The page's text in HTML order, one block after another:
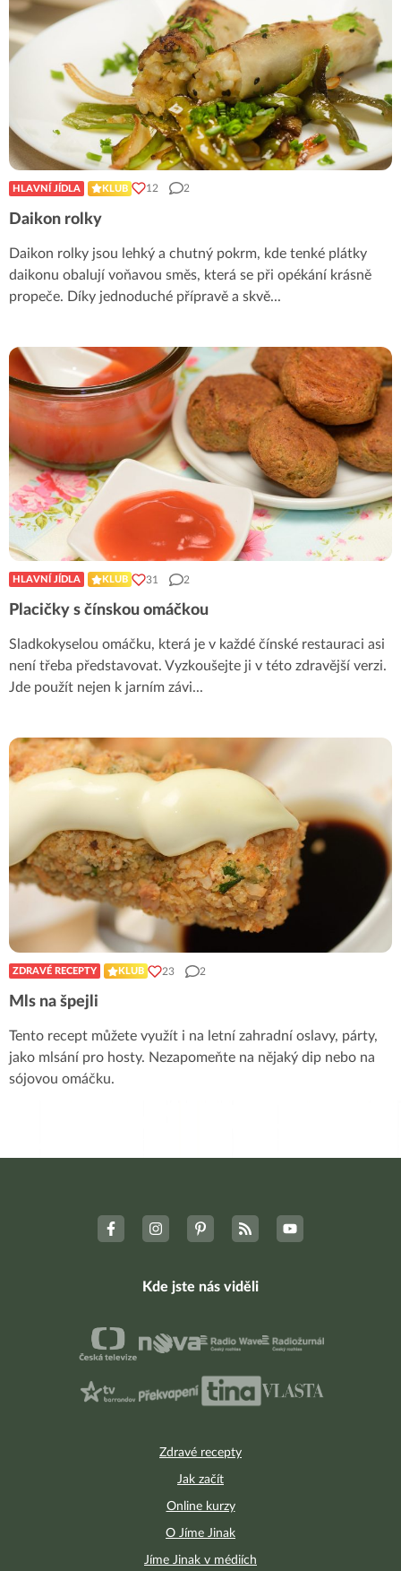
HLAVNÍ JÍDLA KLUB 12 2
Daikon rolky
Daikon rolky jsou lehký a chutný pokrm, kde tenké plátky
daikonu obalují voňavou směs, která se při opékání krásně
propeče. Díky jednoduché přípravě a skvě...
HLAVNÍ JÍDLA KLUB 31 2
Placičky s čínskou omáčkou
Sladkokyselou omáčku, která je v každé čínské restauraci asi
není třeba představovat. Vyzkoušejte ji v této zdravější verzi.
Jde použít nejen k jarním závi...
ZDRAVÉ RECEPTY KLUB 23 2
Mls na špejli
Tento recept můžete využít i na letní zahradní oslavy, párty,
jako mlsání pro hosty. Nezapomeňte na nějaký dip nebo na
sójovou omáčku.
Zdravé recepty
Jak začít
Online kurzy
O Jíme Jinak
Jíme Jinak v médiích
Kde jste nás viděli